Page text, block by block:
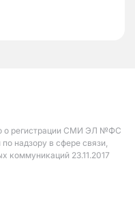
о регистрации СМИ ЭЛ №ФС
надзору в сфере связи,
коммуникаций 23.11.2017